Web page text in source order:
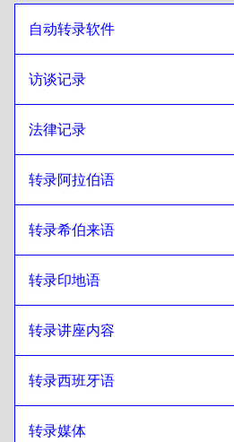
自动转录软件
访谈记录
法律记录
转录阿拉伯语
转录希伯来语
转录印地语
转录讲座内容
转录西班牙语
转录媒体